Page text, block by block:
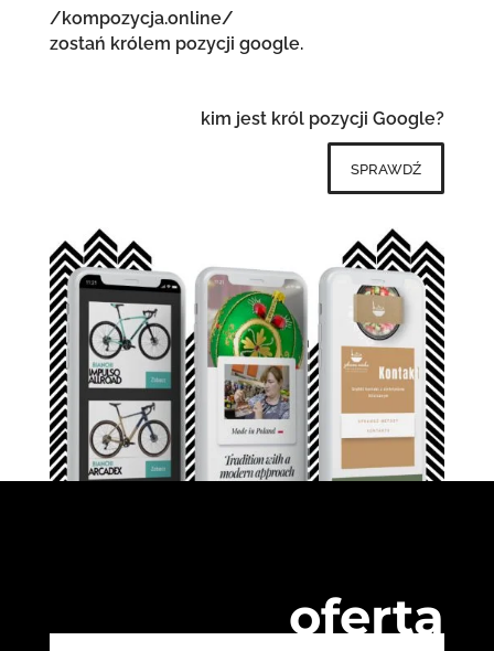
/kompozycja.online/
zostań królem pozycji google.
kim jest król pozycji Google?
sprawdź
oferta